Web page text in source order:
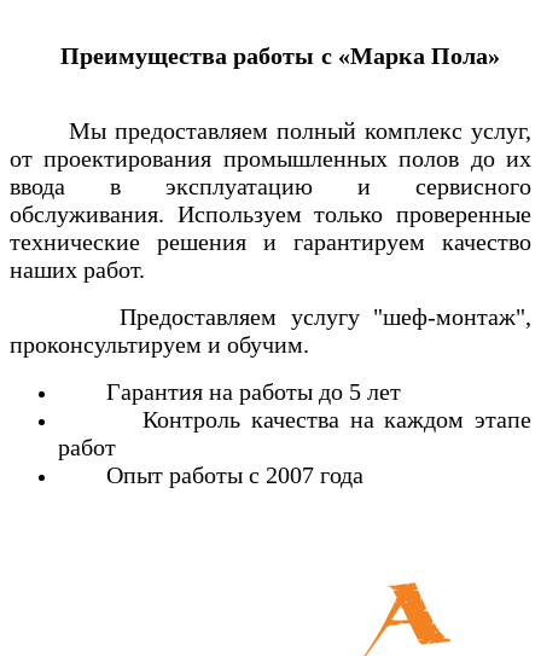
Преимущества работы с «Марка Пола»
Мы предоставляем полный комплекс услуг,
от проектирования промышленных полов до их
ввода в эксплуатацию и сервисного
обслуживания. Используем только проверенные
технические решения и гарантируем качество
наших работ.
Предоставляем услугу "шеф-монтаж",
проконсультируем и обучим.
Гарантия на работы до 5 лет
Контроль качества на каждом этапе
работ
Опыт работы с 2007 года